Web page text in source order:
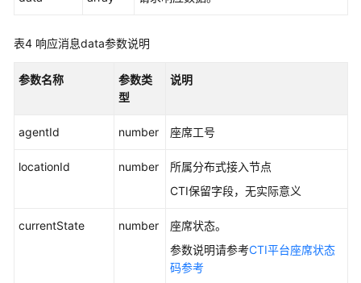
类
表4 响应消息data参数说明
参数名称
参数类
型
说明
agentId number 座席工号
locationId number
所属分布式接入节点
CTI保留字段，无实际意义
currentState number
座席状态。
参数说明请参考CTI平台座席状态
码参考